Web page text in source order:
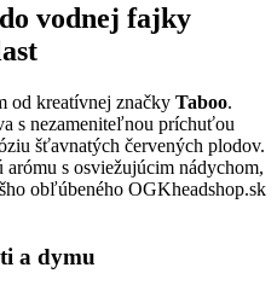
vodnej fajky
od kreatívnej značky Taboo.
s nezameniteľnou príchuťou
šťavnatých červených plodov.
s osviežujúcim nádychom,
obľúbeného OGKheadshop.sk
a dymu